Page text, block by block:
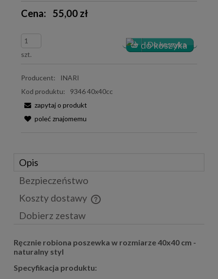
Cena: 55,00 zł
szt.
Producent:
INARI
Kod produktu:
9346 40x40cc
zapytaj o produkt
poleć znajomemu
Opis
Bezpieczeństwo
Koszty dostawy
Cena nie zawiera ewentualnych kosztów płatności
Dobierz zestaw
Ręcznie robiona poszewka w rozmiarze 40x40 cm -
naturalny styl
Specyfikacja produktu: